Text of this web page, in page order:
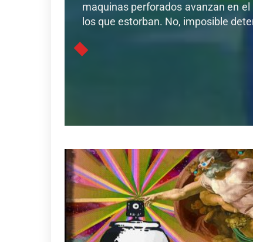
maquinas perforados avanzan en
los que estorban. No, imposible